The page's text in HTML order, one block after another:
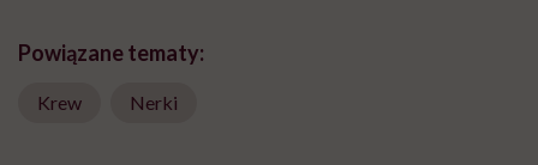
Powiązane tematy:
Krew Nerki